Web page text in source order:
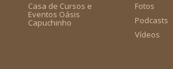
Casa de Cursos e
Eventos Oásis
Capuchinho
Fotos
Podcasts
Vídeos